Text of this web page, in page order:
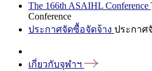
The 166th ASAIHL Conference
Conference
ประกาศจัดซื้อจัดจ้าง ประกาศ
เกี่ยวกับจุฬาฯ